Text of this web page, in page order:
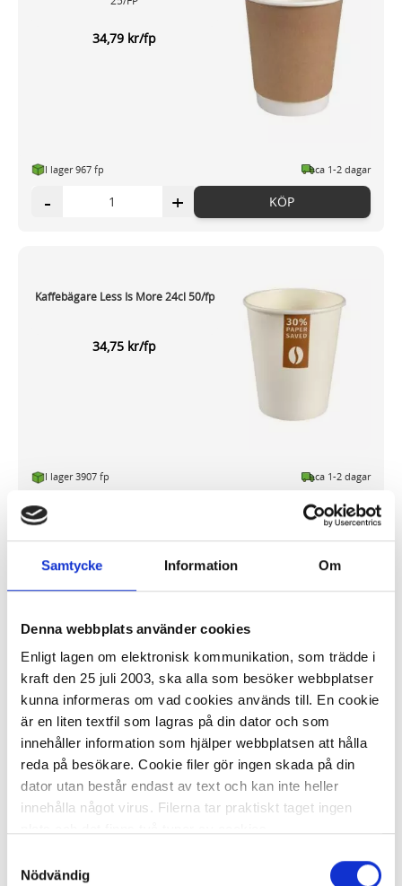
Samtycke Information Om
Denna webbplats använder cookies
Enligt lagen om elektronisk kommunikation, som trädde i
kraft den 25 juli 2003, ska alla som besöker webbplatser
kunna informeras om vad cookies används till. En cookie
är en liten textfil som lagras på din dator och som
innehåller information som hjälper webbplatsen att hålla
reda på besökare. Cookie filer gör ingen skada på din
dator utan består endast av text och kan inte heller
innehålla något virus. Filerna tar praktiskt taget ingen
Den ena typen sparar en fil permanent på din dator,
Nödvändig
34,79 kr/fp
I lager 967 fp ca 1-2 dagar
- + KÖP
Kaffebägare Less Is More 24cl 50/fp
34,75 kr/fp
I lager 3907 fp ca 1-2 dagar
-
82,52 kr/fp
I lager 422 fp ca 1-2 dagar
- + KÖP